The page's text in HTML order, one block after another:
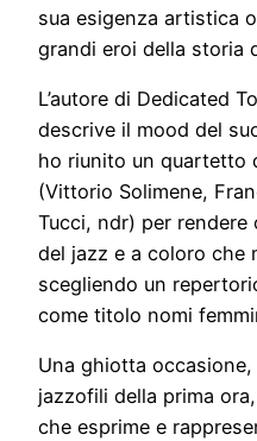
sua esigenza artistica
grandi eroi della storia
L’autore di Dedicated To
descrive il mood del
ho riunito un quartetto
(Vittorio Solimene,
Tucci, ndr) per rendere
del jazz e a coloro che
scegliendo un
come titolo nomi
Una ghiotta
jazzofili della prima
che esprime e